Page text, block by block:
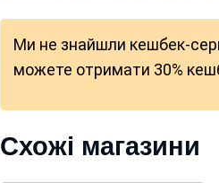
Ми не знайшли кешбек-
можете отримати 30%
Схожі магазини